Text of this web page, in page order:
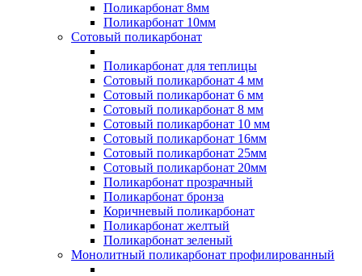
Поликарбонат 8мм
Поликарбонат 10мм
Сотовый поликарбонат
Поликарбонат для теплицы
Сотовый поликарбонат 4 мм
Сотовый поликарбонат 6 мм
Сотовый поликарбонат 8 мм
Сотовый поликарбонат 10 мм
Сотовый поликарбонат 16мм
Сотовый поликарбонат 25мм
Сотовый поликарбонат 20мм
Поликарбонат прозрачный
Поликарбонат бронза
Коричневый поликарбонат
Поликарбонат желтый
Поликарбонат зеленый
Монолитный поликарбонат профилированный